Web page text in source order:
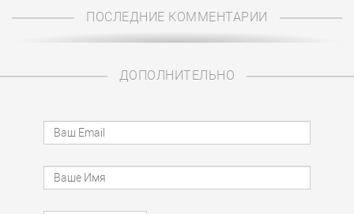
ПОСЛЕДНИЕ КОММЕНТАРИИ
ДОПОЛНИТЕЛЬНО